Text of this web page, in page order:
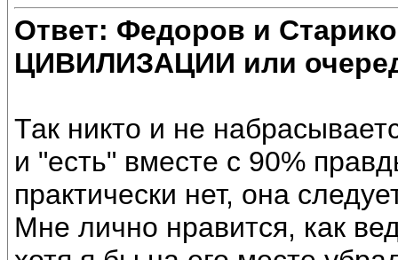
Ответ: Федоров и
ЦИВИЛИЗАЦИИ или
Так никто и не
и "есть" вместе с 90%
практически нет, она
Мне лично нравится, как